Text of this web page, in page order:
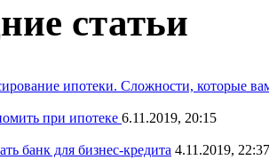
статьи
ипотеки. Сложности, которые
при ипотеке 6.11.2019, 20:15
банк для бизнес-кредита 4.11.2019, 22:37